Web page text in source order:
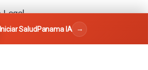
de Utilización
Iniciar SaludPanama IA →